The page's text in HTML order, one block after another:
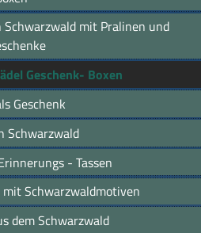
Schwarzwald mit Pralinen und
Geschenk- Boxen
Geschenk
Schwarzwald
- Tassen
mit Schwarzwaldmotiven
dem Schwarzwald